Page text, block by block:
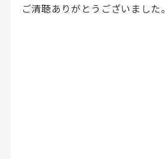
ご清聴ありがとうございました。